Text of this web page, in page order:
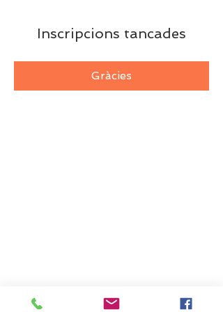
Inscripcions tancades
Gràcies